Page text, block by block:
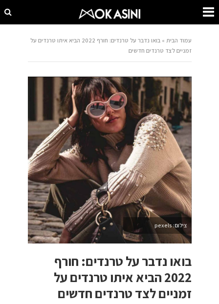
עמוד הבית »
בואו נדבר על טרנדים: חורף 2022 הביא איתו טרנדים על
זמניים לצד טרנדים חדשים
צילום: pexels
בואו נדבר על טרנדים: חורף
2022 הביא איתו טרנדים על
זמניים לצד טרנדים חדשים